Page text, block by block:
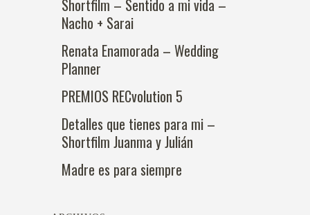
Shortfilm – Sentido a mi vida –
Nacho + Sarai
Renata Enamorada – Wedding
Planner
PREMIOS RECvolution 5
Detalles que tienes para mi –
Shortfilm Juanma y Julián
Madre es para siempre